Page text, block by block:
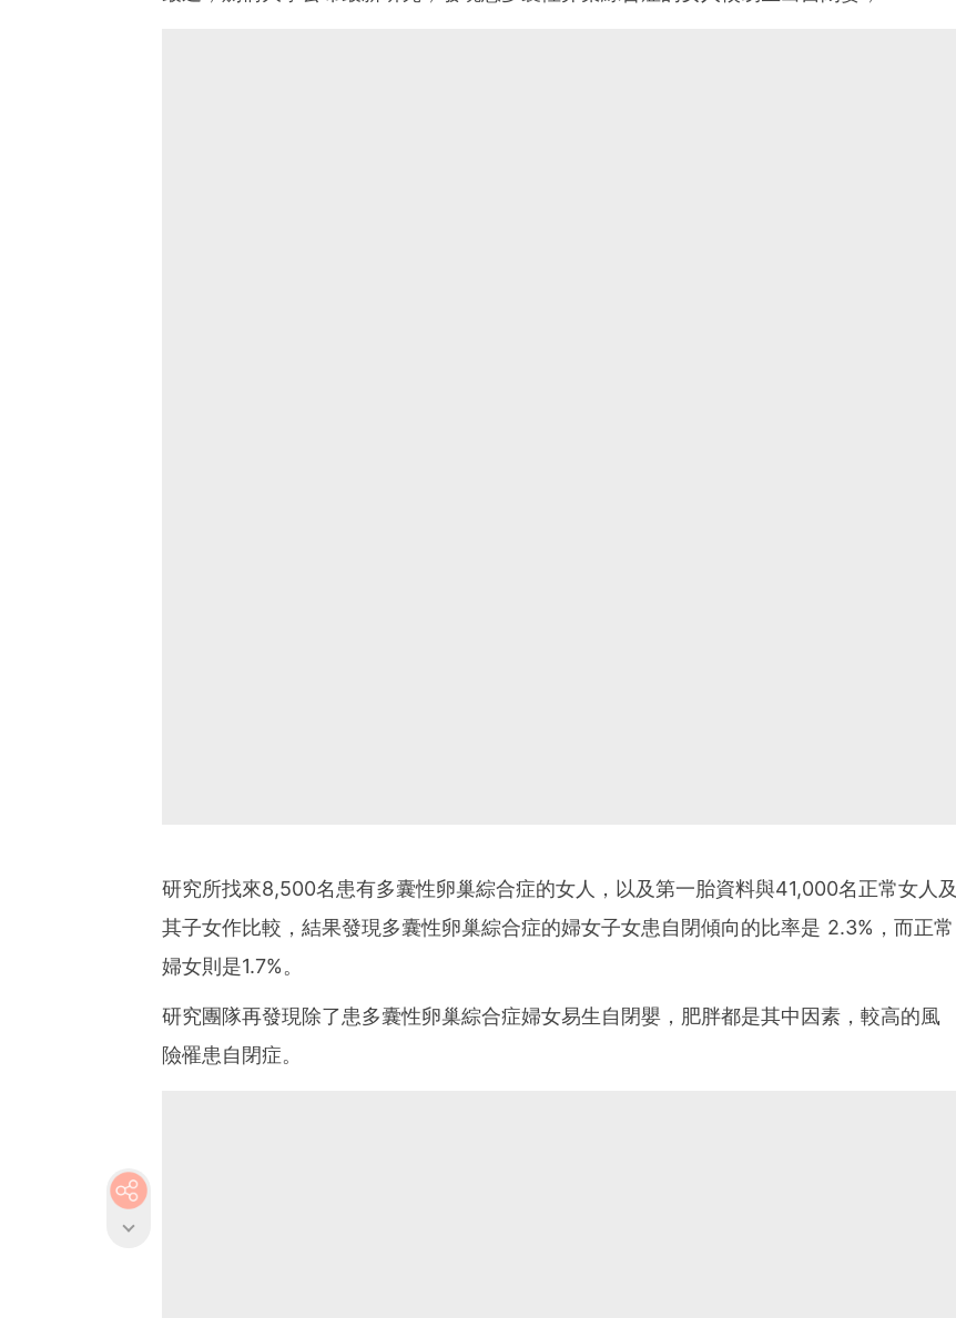
研究所找來8,500名患有多囊性卵巢綜合症的女人，以及第一胎資料與41,000名正常女人及
其子女作比較，結果發現多囊性卵巢綜合症的婦女子女患自閉傾向的比率是 2.3%，而正常
婦女則是1.7%。
研究團隊再發現除了患多囊性卵巢綜合症婦女易生自閉嬰，肥胖都是其中因素，較高的風
險罹患自閉症。